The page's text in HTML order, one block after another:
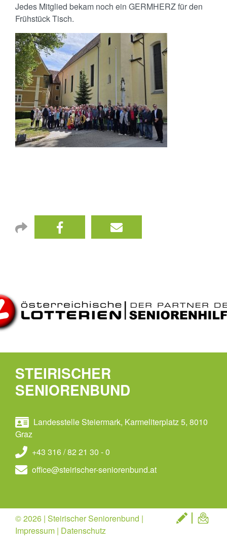
Jedes Mitglied bekam noch ein GERMHERZ für den
Frühstück Tisch.
STEIRISCHER
SENIORENBUND
Landesstelle Steiermark, Karmeliterplatz 5, 8010
Graz
+43 316 / 82 21 30 - 0
office@steirischer-seniorenbund.at
© 2026 | Steirischer Seniorenbund |
Impressum | Datenschutz